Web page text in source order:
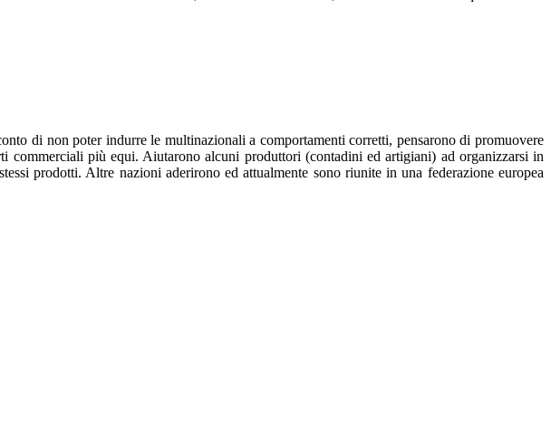
di non poter indurre le multinazionali a comportamenti corretti, pensarono di promuovere
commerciali più equi. Aiutarono alcuni produttori (contadini ed artigiani) ad organizzarsi in
prodotti. Altre nazioni aderirono ed attualmente sono riunite in una federazione europea